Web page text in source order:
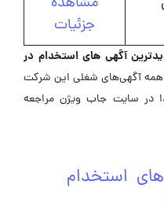
جزئیات
آگهی های استخدام در
آگهی‌های شغلی این شرکت
در سایت جاب ویژن مراجعه
استخدام